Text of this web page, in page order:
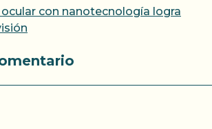
con nanotecnología logra